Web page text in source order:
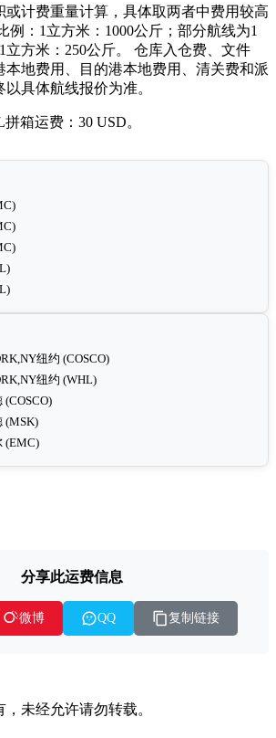
或计费重量计算，具体取两者中费用较高
例：1立方米：1000公斤；部分航线为1
立方米：250公斤。 仓库入仓费、文件
本地费用、目的港本地费用、清关费和派
具体航线报价为准。
箱运费：30 USD。
纽约 (COSCO)
纽约 (WHL)
(MSK)
(EMC)
分享此运费信息
微博 QQ 复制链接
未经允许请勿转载。